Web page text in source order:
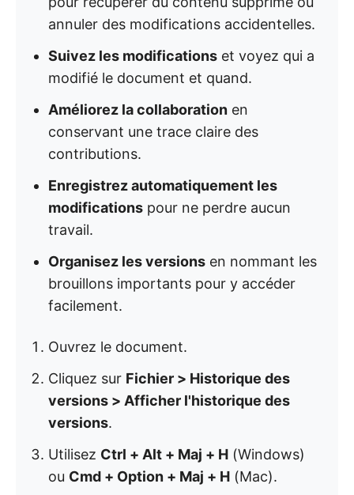
annuler des modifications accidentelles.
Suivez les modifications et voyez qui a
modifié le document et quand.
Améliorez la collaboration en
conservant une trace claire des
contributions.
Enregistrez automatiquement les
modifications pour ne perdre aucun
travail.
Organisez les versions en nommant les
brouillons importants pour y accéder
facilement.
Ouvrez le document.
Cliquez sur Fichier > Historique des
versions > Afficher l'historique des
versions.
Utilisez Ctrl + Alt + Maj + H (Windows)
ou Cmd + Option + Maj + H (Mac).